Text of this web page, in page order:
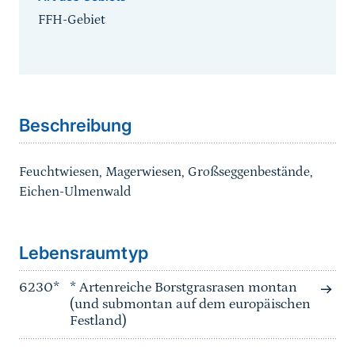
FFH-Gebiet
Beschreibung
Feuchtwiesen, Magerwiesen, Großseggenbestände,
Eichen-Ulmenwald
Lebensraumtyp
6230*
* Artenreiche Borstgrasrasen montan
(und submontan auf dem europäischen
Festland)